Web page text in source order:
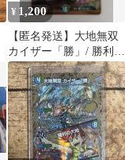
¥ 1,200
【匿名発送】大地無双
カイザー「勝」/ 勝利の
大地